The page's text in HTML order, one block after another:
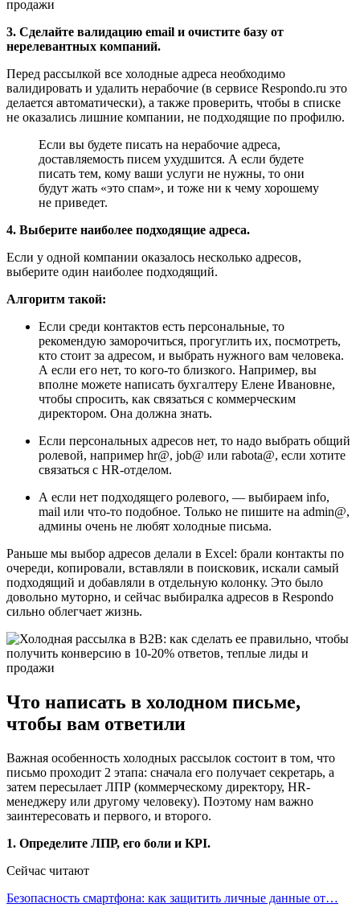
3. Сделайте валидацию email и очистите базу от
нерелевантных компаний.
Перед рассылкой все холодные адреса необходимо
валидировать и удалить нерабочие (в сервисе Respondo.ru это
делается автоматически), а также проверить, чтобы в списке
не оказались лишние компании, не подходящие по профилю.
Eсли вы будете писать на нерабочие адреса,
доставляемость писем ухудшится. А если будете
писать тем, кому ваши услуги не нужны, то они
будут жать «это спам», и тоже ни к чему хорошему
не приведет.
4. Выберите наиболее подходящие адреса.
Если у одной компании оказалось несколько адресов,
выберите один наиболее подходящий.
Алгоритм такой:
Если среди контактов есть персональные, то
рекомендую заморочиться, прогуглить их, посмотреть,
кто стоит за адресом, и выбрать нужного вам человека.
А если его нет, то кого-то близкого. Например, вы
вполне можете написать бухгалтеру Елене Ивановне,
чтобы спросить, как связаться с коммерческим
директором. Она должна знать.
Если персональных адресов нет, то надо выбрать общий
ролевой, например hr@, job@ или rabota@, если хотите
связаться с HR-отделом.
А если нет подходящего ролевого, — выбираем info,
mail или что-то подобное. Только не пишите на admin@,
админы очень не любят холодные письма.
Раньше мы выбор адресов делали в Excel: брали контакты по
очереди, копировали, вставляли в поисковик, искали самый
подходящий и добавляли в отдельную колонку. Это было
довольно муторно, и сейчас выбиралка адресов в Respondo
сильно облегчает жизнь.
Что написать в холодном письме,
чтобы вам ответили
Важная особенность холодных рассылок состоит в том, что
письмо проходит 2 этапа: сначала его получает секретарь, а
затем пересылает ЛПР (коммерческому директору, HR-
менеджеру или другому человеку). Поэтому нам важно
заинтересовать и первого, и второго.
1. Определите ЛПР, его боли и KPI.
Сейчас читают
Безопасность смартфона: как защитить личные данные от…